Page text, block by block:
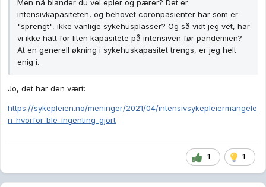
Men nå blander du vel epler og pærer? Det er
intensivkapasiteten, og behovet coronpasienter har som er
"sprengt", ikke vanlige sykehusplasser? Og så vidt jeg vet, har
vi ikke hatt for liten kapasitete på intensiven før pandemien?
At en generell økning i sykehuskapasitet trengs, er jeg helt
enig i.
Jo, det har den vært:
https://sykepleien.no/meninger/2021/04/intensivsykepleiermangele
n-hvorfor-ble-ingenting-gjort
1 1